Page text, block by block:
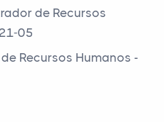
de Recursos
05
Recursos Humanos -